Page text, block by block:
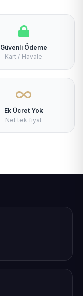
Güvenli Ödeme
Kart / Havale
Ek Ücret Yok
Net tek fiyat